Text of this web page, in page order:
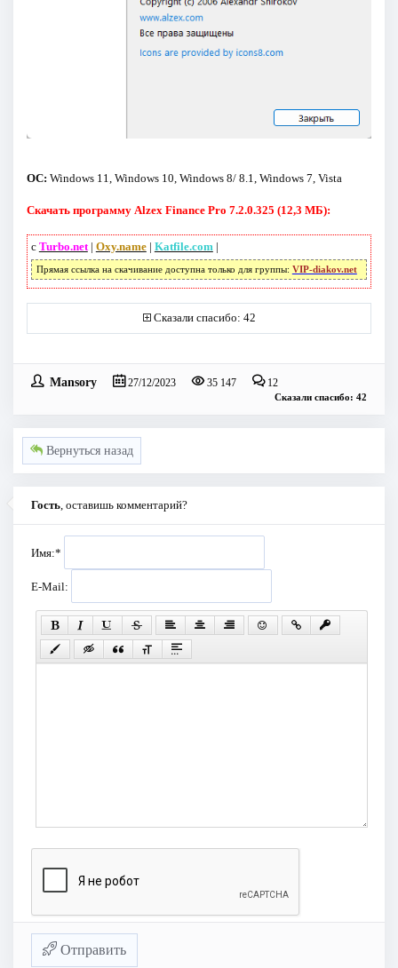
ОС: Windows 11, Windows 10, Windows 8/ 8.1, Windows 7, Vista
Скачать программу Alzex Finance Pro 7.2.0.325 (12,3 МБ):
с Turbo.net| Oxy.name| Katfile.com |
Прямая ссылка на скачивание доступна только для группы: VIP-diakov.net
Сказали спасибо: 42
Mansory 27/12/2023 35 147 12
Сказали спасибо: 42
Вернуться назад
Гость , оставишь комментарий?
Имя:*
E-Mail:
Отправить